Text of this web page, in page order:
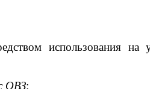
использования на
ОВЗ: